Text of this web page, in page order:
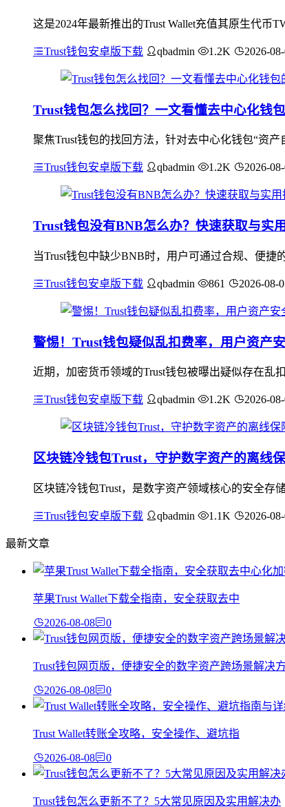
这是2024年最新推出的Trust Wallet充值其原生代币
Trust钱包安卓版下载 qbadmin 1.2K 2026-
Trust钱包怎么找回？一文看懂去中心化钱
聚焦Trust钱包的找回方法，针对去中心化钱包“资
Trust钱包安卓版下载 qbadmin 1.2K 2026-
Trust钱包没有BNB怎么办？快速获取与实
当Trust钱包中缺少BNB时，用户可通过合规、便
Trust钱包安卓版下载 qbadmin 861 2026-08-
警惕！Trust钱包疑似乱扣费率，用户资产
近期，加密货币领域的Trust钱包被曝出疑似存在乱
Trust钱包安卓版下载 qbadmin 1.2K 2026-
区块链冷钱包Trust，守护数字资产的离线
区块链冷钱包Trust，是数字资产领域核心的安全
Trust钱包安卓版下载 qbadmin 1.1K 2026-
最新文章
苹果Trust Wallet下载全指南，安全获取去中
2026-08-08 0
Trust钱包网页版，便捷安全的数字资产跨场景解决方
2026-08-08 0
Trust Wallet转账全攻略，安全操作、避坑指
2026-08-08 0
Trust钱包怎么更新不了？5大常见原因及实用解决办